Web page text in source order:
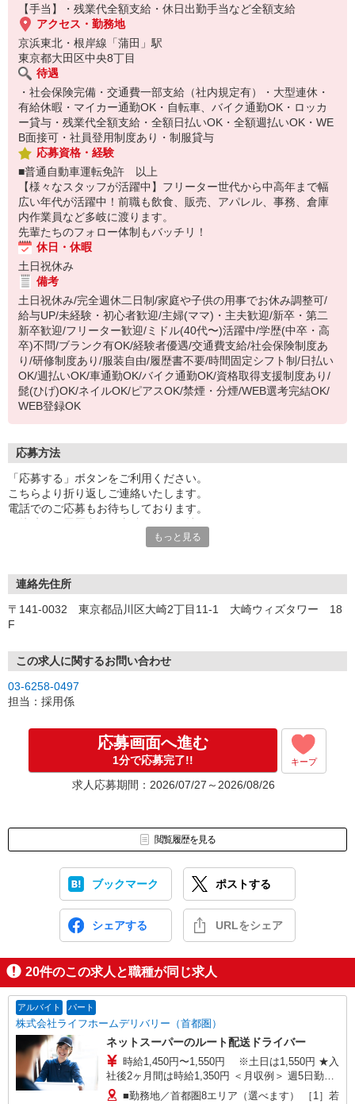
【手当】・残業代全額支給・休日出勤手当など全額支給
アクセス・勤務地
京浜東北・根岸線「蒲田」駅
東京都大田区中央8丁目
待遇
・社会保険完備・交通費一部支給（社内規定有）・大型連休・
有給休暇・マイカー通勤OK・自転車、バイク通勤OK・ロッカ
ー貸与・残業代全額支給・全額日払いOK・全額週払いOK・WE
B面接可・社員登用制度あり・制服貸与
応募資格・経験
■普通自動車運転免許 以上
【様々なスタッフが活躍中】フリーター世代から中高年まで幅
広い年代が活躍中！前職も飲食、販売、アパレル、事務、倉庫
内作業員など多岐に渡ります。
先輩たちのフォロー体制もバッチリ！
休日・休暇
土日祝休み
備考
土日祝休み/完全週休二日制/家庭や子供の用事でお休み調整可/
給与UP/未経験・初心者歓迎/主婦(ママ)・主夫歓迎/新卒・第二
新卒歓迎/フリーター歓迎/ミドル(40代〜)活躍中/学歴(中卒・高
卒)不問/ブランク有OK/経験者優遇/交通費支給/社会保険制度あ
り/研修制度あり/服装自由/履歴書不要/時間固定シフト制/日払い
OK/週払いOK/車通勤OK/バイク通勤OK/資格取得支援制度あり/
髭(ひげ)OK/ネイルOK/ピアスOK/禁煙・分煙/WEB選考完結OK/
WEB登録OK
応募方法
「応募する」ボタンをご利用ください。
こちらより折り返しご連絡いたします。
電話でのご応募もお待ちしております。
もっと見る
連絡先住所
〒141-0032 東京都品川区大崎2丁目11-1 大崎ウィズタワー 18
F
この求人に関するお問い合わせ
03-6258-0497
担当：採用係
応募画面へ進む
1分で応募完了!! キープ
求人応募期間：2026/07/27～2026/08/26
閲覧履歴を見る
ブックマーク ポストする
シェアする URLをシェア
20件のこの求人と職種が同じ求人
アルバイト パート
株式会社ライフホームデリバリー（首都圏）
ネットスーパーのルート配送ドライバー
時給1,450円〜1,550円 ※土日は1,550円 ★入
社後2ヶ月間は時給1,350円 ＜月収例＞ 週5日勤務
（平日4日＋土日1日）の場合 8時間勤務×月22日＝
■勤務地／首都圏8エリア（選べます） ［1］若